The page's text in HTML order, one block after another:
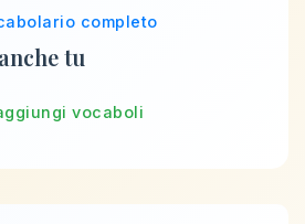
completo
tu
vocaboli